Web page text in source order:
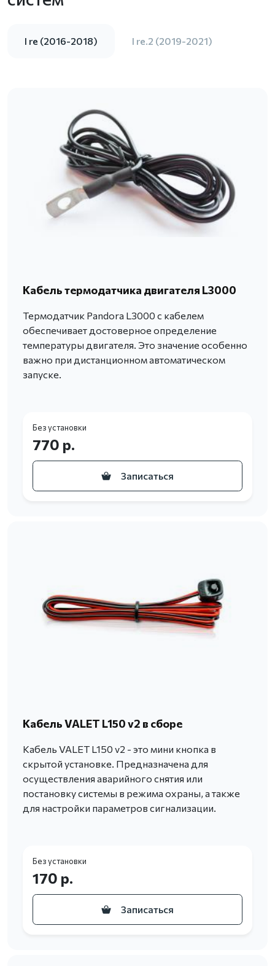
I re (2016-2018) I re.2 (2019-2021)
Кабель термодатчика двигателя L3000
Термодатчик Pandora L3000 с кабелем
обеспечивает достоверное определение
температуры двигателя. Это значение особенно
важно при дистанционном автоматическом
запуске.
Без установки
770 р.
Записаться
Кабель VALET L150 v2 в сборе
Кабель VALET L150 v2 - это мини кнопка в
скрытой установке. Предназначена для
осуществления аварийного снятия или
постановку системы в режима охраны, а также
для настройки параметров сигнализации.
Без установки
170 р.
Записаться